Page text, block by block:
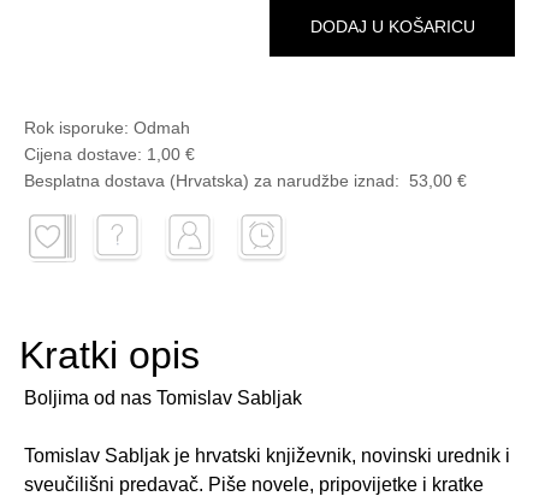
DODAJ U KOŠARICU
Rok isporuke: Odmah
Cijena dostave: 1,00 €
Besplatna dostava (Hrvatska) za narudžbe iznad: 53,00 €
Kratki opis
Boljima od nas Tomislav Sabljak
Tomislav Sabljak je hrvatski književnik, novinski urednik i
sveučilišni predavač. Piše novele, pripovijetke i kratke